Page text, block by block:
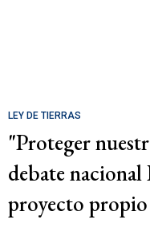
LEY DE TIERRAS
"Proteger
debate nacional
proyecto propio